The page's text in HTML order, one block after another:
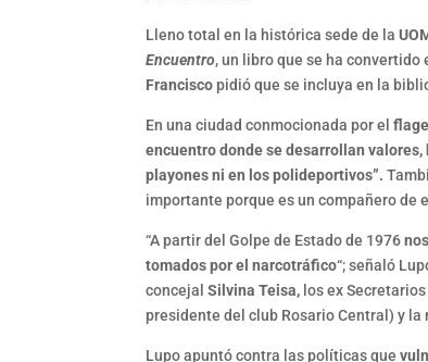
Lleno total en la histórica sede de la
Encuentro, un libro que se ha
Francisco pidió que se incluya en la
En una ciudad conmocionada por el
encuentro donde se desarrollan
playones ni en los polideportivos”.
importante porque es un compañero de
“A partir del Golpe de Estado de 1976
tomados por el narcotráfico“; señaló
concejalSilvina Teisa, los ex
presidente del club Rosario Central) y
Lupo apuntó contra las políticas que